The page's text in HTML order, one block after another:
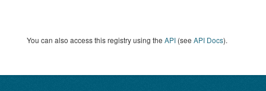
You can also access this registry using the API (see API Docs).